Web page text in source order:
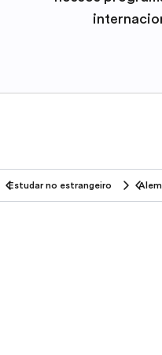
Estudar no estrangeiro